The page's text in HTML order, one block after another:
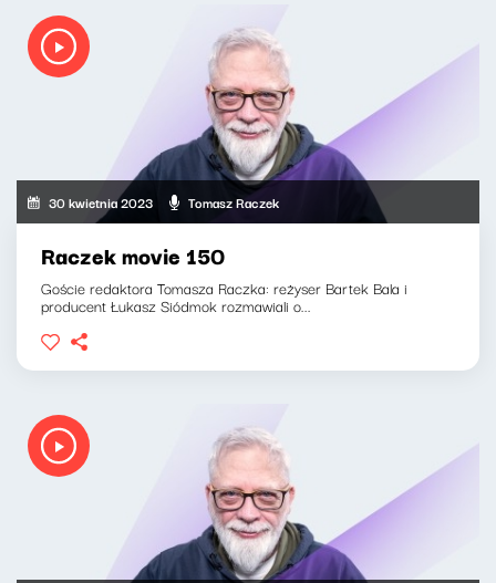
30 kwietnia 2023 Tomasz Raczek
Raczek movie 150
Goście redaktora Tomasza Raczka: reżyser Bartek Bala i
producent Łukasz Siódmok rozmawiali o...